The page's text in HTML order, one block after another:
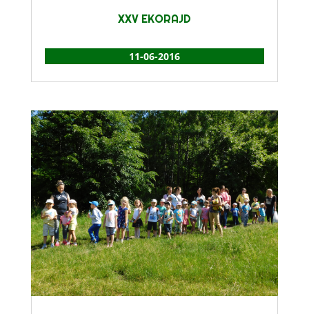
XXV EKORAJD
11-06-2016